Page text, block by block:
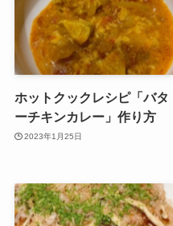
ホットクックレシピ「バタ
ーチキンカレー」作り方
2023年1月25日